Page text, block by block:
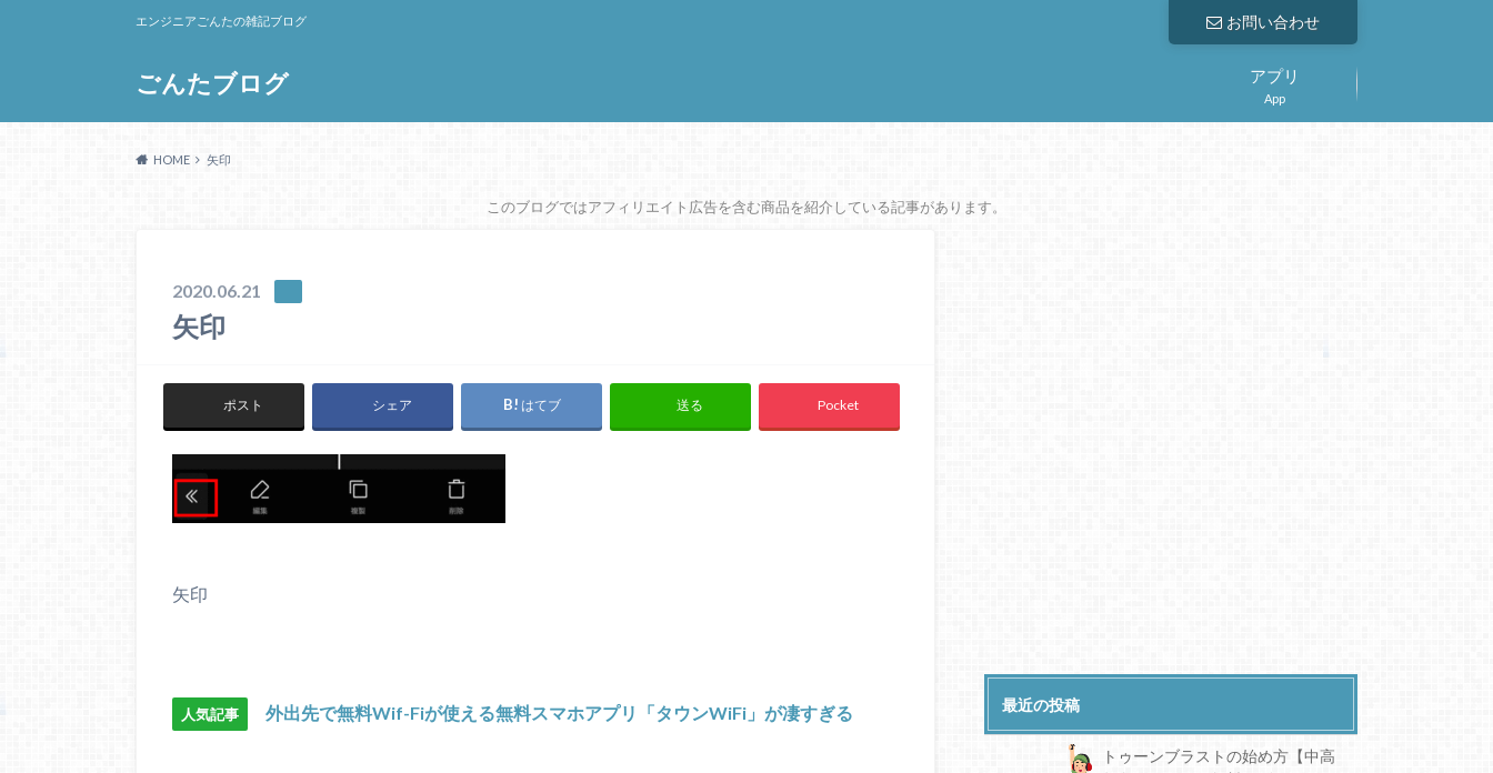
ごんたブログ
エンジニアごんたの雑記ブログ お問い合わせ
App
アプリ
HOME 矢印
このブログではアフィリエイト広告を含む商品を紹介している記事があります。
2020.06.21
矢印
ポスト シェア はてブ 送る Pocket
矢印
人気記事 外出先で無料Wif-Fiが使える無料スマホアプリ「タウンWiFi」が凄すぎる 最近の投稿
トゥーンブラストの始め方【中高